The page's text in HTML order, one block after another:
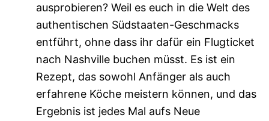
ausprobieren? Weil es euch in die Welt des
authentischen Südstaaten-Geschmacks
entführt, ohne dass ihr dafür ein Flugticket
nach Nashville buchen müsst. Es ist ein
Rezept, das sowohl Anfänger als auch
erfahrene Köche meistern können, und das
Ergebnis ist jedes Mal aufs Neue